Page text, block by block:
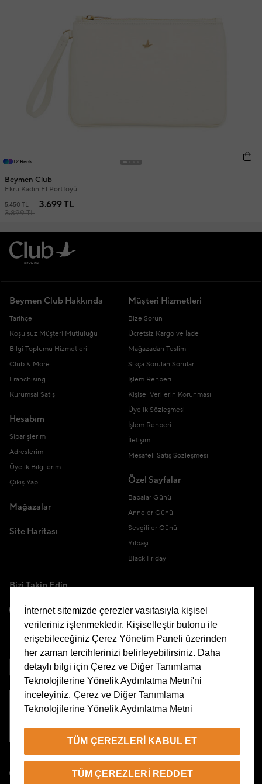
+2 Renk
Beymen Club
Ekru Kadın El Portföyü
5.450 TL
3.899 TL
3.699 TL
Beymen Club Hakkında
Tarihçe
Koşulsuz Müşteri Mutluluğu
Bilgi Toplumu Hizmetleri
Club & More
Franchising
Kurumsal Satış
Hesabım
Siparişlerim
Adreslerim
Üyelik Bilgilerim
Çıkış Yap
Mağazalar
Site Haritası
Müşteri Hizmetleri
Bize Sorun
Ücretsiz Kargo ve İade
Mağazadan Teslim
Sıkça Sorulan Sorular
İşlem Rehberi
Kişisel Verilerin Korunması
Üyelik Sözleşmesi
İşlem Rehberi
İletişim
Mesafeli Satış Sözleşmesi
Özel Sayfalar
Babalar Günü
Anneler Günü
Sevgililer Günü
Yılbaşı
Black Friday
Bizi Takip Edin
Uygulamamızı İndirin
İnternet sitemizde çerezler vasıtasıyla kişisel
verileriniz işlenmektedir. Kişiselleştir butonu ile
erişebileceğiniz Çerez Yönetim Paneli üzerinden
her zaman tercihlerinizi belirleyebilirsiniz. Daha
detaylı bilgi için Çerez ve Diğer Tanımlama
Teknolojilerine Yönelik Aydınlatma Metni'ni
inceleyiniz. Çerez ve Diğer Tanımlama
Teknolojilerine Yönelik Aydınlatma Metni
TÜM ÇEREZLERI KABUL ET
TÜM ÇEREZLERI REDDET